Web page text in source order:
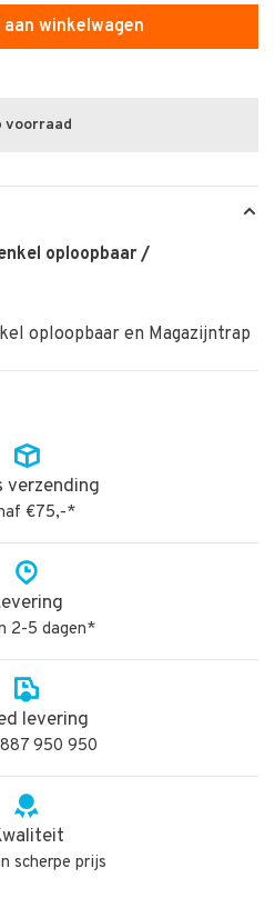
aan winkelwagen
voorraad
oploopbaar /
oploopbaar en Magazijntrap
verzending
€75,-*
2-5 dagen*
levering
950 950
scherpe prijs